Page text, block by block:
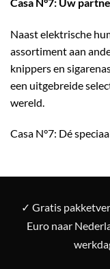
Naast elektrische
assortiment aan
knippers en
een uitgebreide
wereld.
Casa N°7: Dé
✓ Gratis
Euro naar